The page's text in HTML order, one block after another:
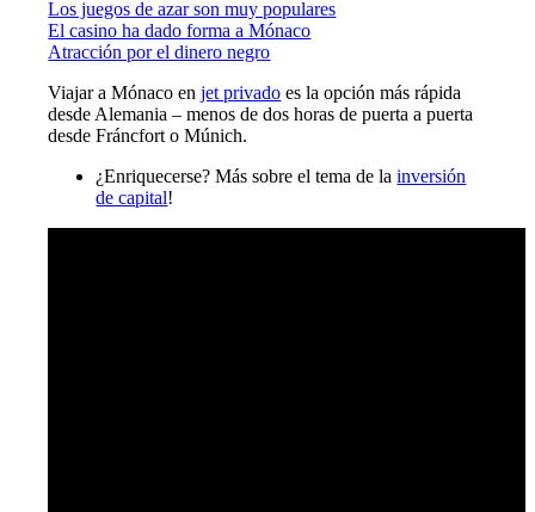
Los juegos de azar son muy populares
El casino ha dado forma a Mónaco
Atracción por el dinero negro
Viajar a Mónaco enjet privado es la opción más rápida
desde Alemania – menos de dos horas de puerta a puerta
desde Fráncfort o Múnich.
¿Enriquecerse? Más sobre el tema de lainversión
de capital!